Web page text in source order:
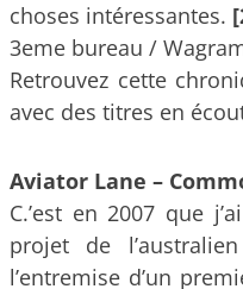
choses intéressantes.
3eme bureau /
Retrouvez cette
avec des titres en
Aviator Lane –
C.’est en 2007 que
projet de
l’entremise d’un